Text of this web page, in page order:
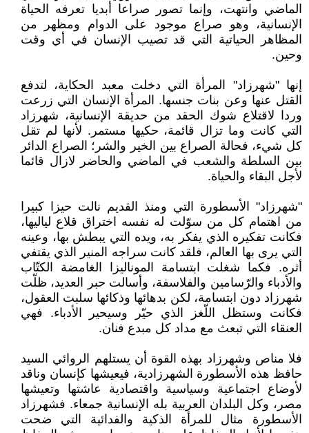
الماضي وانتهت، وإنما تصور صراعا أبديا تعرفه الحياة
الإنسانية، وهو صراع موجود على الدوام ومظهر من
المظاهر الحياتية التي قد تصيب الإنسان في أي وقت
وحين.
إنها "شهرزاد" المرأة التي دخلت معبد الحكاية، لتدفع
القتل عنها وعن بنات جنسها. المرأة الإنسان التي زرعت
وردا لاقتلاع شوك الحقد من حديقة الإنسانية، شهرزاد
التي كانت وما تزال قائمة، حكيها مستمر. لأنها لم تقل
كل شيء، فحالة الصراع بين الخير والشر؛ الصراع الدائر
بين السلطة والشعب في الماضي والحاضر لازال قائما
لأجل البقاء والحياة.
"شهرزاد" الأسطورة التي ومنذ القديم نالت حيزا كبيرا
من اهتمام كل من سوّلت له نفسه اختراق قلاع لياليها،
فكانت تفكيره الذي يفكر به، ويده التي يبطش بها، وعينه
التي يرى بها العالم، فلقد كانت سراجه المنير الذي يقتفي
أثره. فكما شغلت ابتسامة الموناليزا الغامضة الكتّاب
والأدباء والرّسامين والفلاسفة، وأسالت حبر العديد، ظلّت
شهرزاد دون ابتسامة، لكن بدهائها وذكائها سلبت العقول،
فكانت وستظل اللّغز الذي حيّر وسيحير الأدباء. فهي
العنقاء التي تبعث مع مداد كل مبدع فنان.
فلا مناص وشهرزاد بهذه القوة أن يستلهم الروائي السيد
حافظ هذه الأسطورة الشهرزادية، فيعيشها كإنسان وناقد
لأوضاع اجتماعية وسياسية واقتصادية عاشتها وتعيشها
مصر، وكل البلدان العربية بله الإنسانية جمعاء. فشهرزاد
الأسطورة مثال للمرأة الذكية والفدائية التي ضحت